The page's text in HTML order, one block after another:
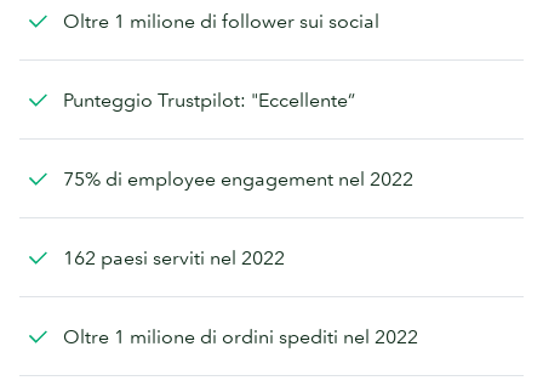
Oltre 1 milione di follower sui social
Punteggio Trustpilot: "Eccellente”
75% di employee engagement nel 2022
162 paesi serviti nel 2022
Oltre 1 milione di ordini spediti nel 2022